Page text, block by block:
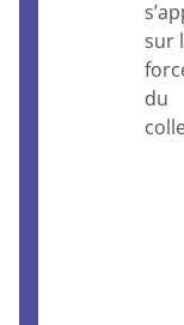
sur
du